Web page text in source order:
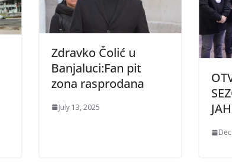
Zdravko Čolić u
Banjaluci:Fan pit
zona rasprodana
July 13, 2025